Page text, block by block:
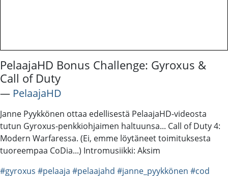
PelaajaHD Bonus Challenge: Gyroxus &
Call of Duty
― PelaajaHD
Janne Pyykkönen ottaa edellisestä PelaajaHD-videosta
tutun Gyroxus-penkkiohjaimen haltuunsa... Call of Duty 4:
Modern Warfaressa. (Ei, emme löytäneet toimituksesta
tuoreempaa CoDia...) Intromusiikki: Aksim
#gyroxus #pelaaja #pelaajahd #janne_pyykkönen #cod